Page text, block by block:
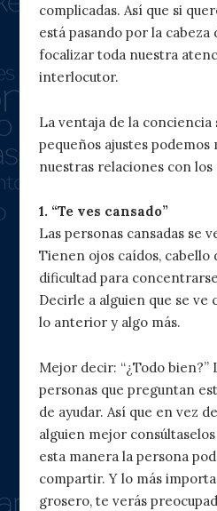
complicadas. Así que si
está pasando por la
focalizar toda nuestra
interlocutor.
La ventaja de la conciencia
pequeños ajustes
nuestras relaciones con los
1. “Te ves cansado”
Las personas cansadas se
Tienen ojos caídos, cabello
dificultad para
Decirle a alguien que se ve
lo anterior y algo más.
Mejor decir: “¿Todo bien?”
personas que preguntan
de ayudar. Así que en vez
alguien mejor
esta manera la persona
compartir. Y lo más
grosero, te verás